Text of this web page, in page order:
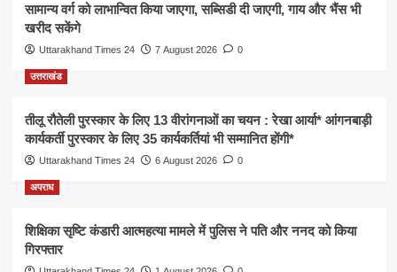
सामान्य वर्ग को लाभान्वित किया जाएगा, सब्सिडी दी जाएगी, गाय और भैंस भी
खरीद सकेंगे
Uttarakhand Times 24 7 August 2026 0
उत्तराखंड
तीलू रौतेली पुरस्कार के लिए 13 वीरांगनाओं का चयन : रेखा आर्या* आंगनबाड़ी
कार्यकर्ती पुरस्कार के लिए 35 कार्यकर्तियां भी सम्मानित होंगी*
Uttarakhand Times 24 6 August 2026 0
अपराध
शिक्षिका सृष्टि कंडारी आत्महत्या मामले में पुलिस ने पति और ननद को किया
गिरफ्तार